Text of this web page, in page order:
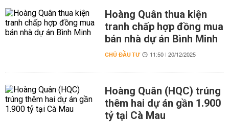
Hoàng Quân thua kiện
tranh chấp hợp đồng mua
bán nhà dự án Bình Minh
CHỦ ĐẦU TƯ 11:50 | 20/12/2025
Hoàng Quân (HQC) trúng
thêm hai dự án gần 1.900
tỷ tại Cà Mau